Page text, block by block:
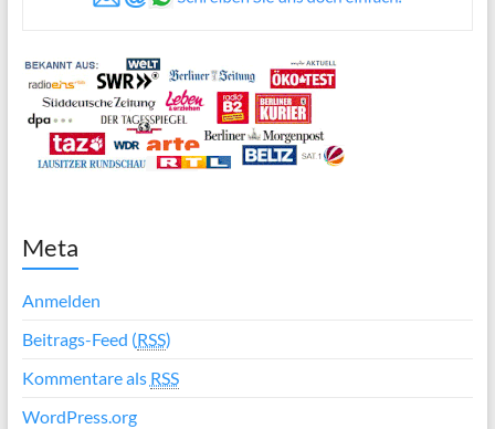
Meta
Anmelden
Beitrags-Feed (RSS)
Kommentare als RSS
WordPress.org